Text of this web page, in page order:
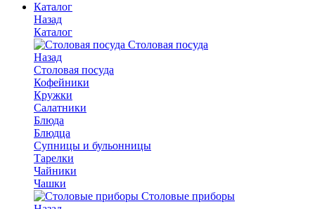
Каталог
Назад
Каталог
Столовая посуда
Назад
Столовая посуда
Кофейники
Кружки
Салатники
Блюда
Блюдца
Супницы и бульонницы
Тарелки
Чайники
Чашки
Cтоловые приборы